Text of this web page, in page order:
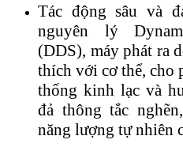
Tác động sâu và
nguyên lý
(DDS), máy phát ra
thích với cơ thể, cho
thống kinh lạc và
đả thông tắc
năng lượng tự nhiên